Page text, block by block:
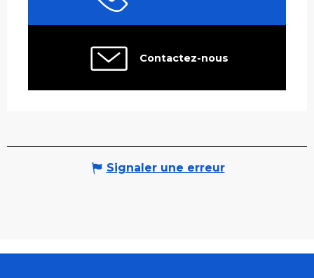
Contactez-nous
Signaler une erreur